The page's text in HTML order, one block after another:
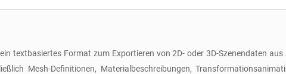
textbasiertes Format zum Exportieren von 2D- oder 3D-Szenendaten
Mesh-Definitionen, Materialbeschreibungen,